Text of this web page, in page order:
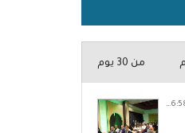
من 30 يوم